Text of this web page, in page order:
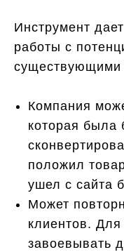
Инструмент
работы с
существующими
Компания
которая была
положил
ушел с сайта
Может
клиентов.
завоевывать